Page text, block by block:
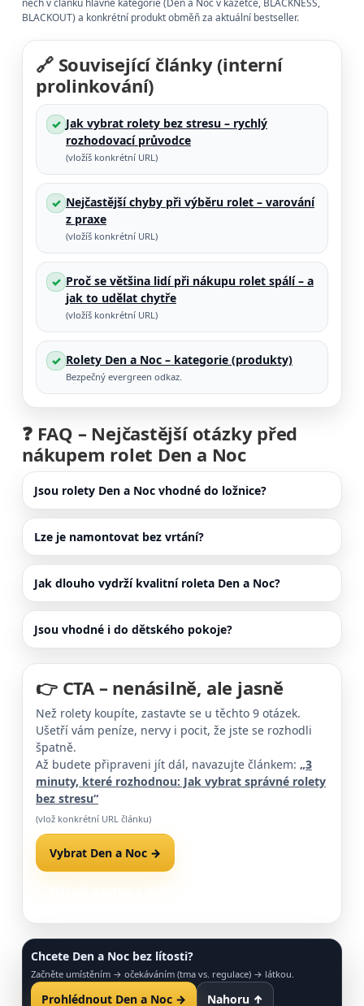
BLACKOUT) a konkrétní produkt obměň za aktuální bestseller.
🔗 Související články (interní
prolinkování)
✓ Jak vybrat rolety bez stresu – rychlý
rozhodovací průvodce
(vložíš konkrétní URL)
✓ Nejčastější chyby při výběru rolet – varování
z praxe
(vložíš konkrétní URL)
✓ Proč se většina lidí při nákupu rolet spálí – a
jak to udělat chytře
(vložíš konkrétní URL)
✓ Rolety Den a Noc – kategorie (produkty)
Bezpečný evergreen odkaz.
❓ FAQ – Nejčastější otázky před
nákupem rolet Den a Noc
Jsou rolety Den a Noc vhodné do ložnice?
Lze je namontovat bez vrtání?
Jak dlouho vydrží kvalitní roleta Den a Noc?
Jsou vhodné i do dětského pokoje?
👉 CTA – nenásilně, ale jasně
Než rolety koupíte, zastavte se u těchto 9 otázek.
Ušetří vám peníze, nervy i pocit, že jste se rozhodli
špatně.
Až budete připraveni jít dál, navazujte článkem: „3
minuty, které rozhodnou: Jak vybrat správné rolety
bez stresu“
(vlož konkrétní URL článku)
Vybrat Den a Noc →
Chcete Den a Noc bez lítosti?
Začněte umístěním → očekáváním (tma vs. regulace) → látkou.
Prohlédnout Den a Noc → Nahoru ↑